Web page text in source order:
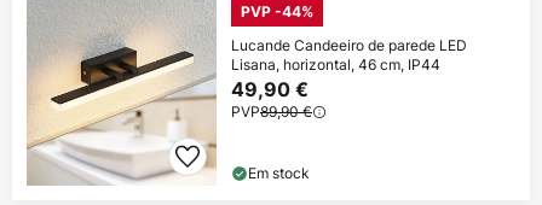
PVP -44%
Lucande Candeeiro de parede LED
Lisana, horizontal, 46 cm, IP44
49,90 €
PVP89,90 €
Em stock